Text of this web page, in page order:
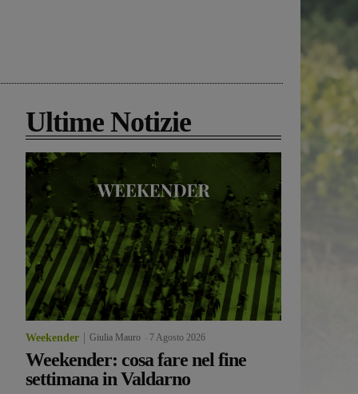
Ultime Notizie
Weekender Giulia Mauro 7 Agosto 2026
Weekender: cosa fare nel fine
settimana in Valdarno